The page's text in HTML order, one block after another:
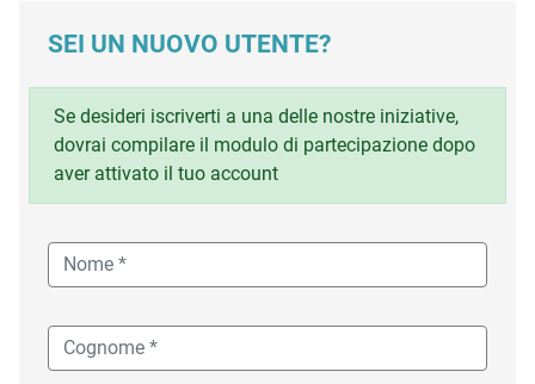
SEI UN NUOVO UTENTE?
Se desideri iscriverti a una delle nostre iniziative,
dovrai compilare il modulo di partecipazione dopo
aver attivato il tuo account